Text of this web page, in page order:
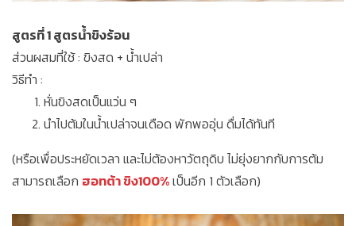
สูตรที่ 1 สูตรน้ำขิงร้อน
ส่วนผสมที่ใช้ : ขิงสด + น้ำเปล่า
วิธีทำ :
หั่นขิงสดเป็นแว่น ๆ
นำไปต้มในน้ำเปล่าจนเดือด พักพออุ่น ดื่มได้ทันที
(หรือเพื่อประหยัดเวลา และไม่ต้องหาวัตถุดิบ ไม่ยุ่งยากกับการต้ม
สามารถเลือก ฮอทต้า ขิง100%เป็นอีก 1 ตัวเลือก)